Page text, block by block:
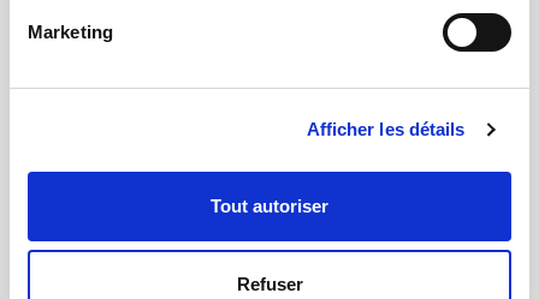
Marketing
Afficher les détails
Tout autoriser
Refuser